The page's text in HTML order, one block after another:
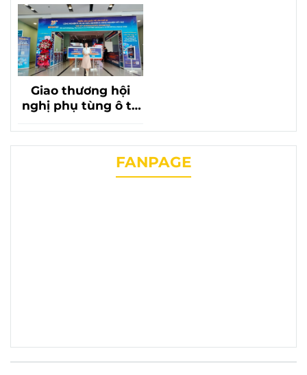
Giao thương hội
nghị phụ tùng ô tô
mặt của phụ tùng
chevrolet liên
FANPAGE